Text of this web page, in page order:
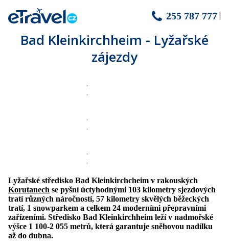
255 787 777
Bad Kleinkirchheim - Lyžařské
zájezdy
Lyžařské středisko Bad Kleinkirchcheim v rakouských
Korutanech se pyšní úctyhodnými 103 kilometry sjezdových
tratí různých náročností, 57 kilometry skvělých běžeckých
tratí, 1 snowparkem a celkem 24 moderními přepravními
zařízeními. Středisko Bad Kleinkirchheim leží v nadmořské
výšce 1 100-2 055 metrů, která garantuje sněhovou nadílku
až do dubna.